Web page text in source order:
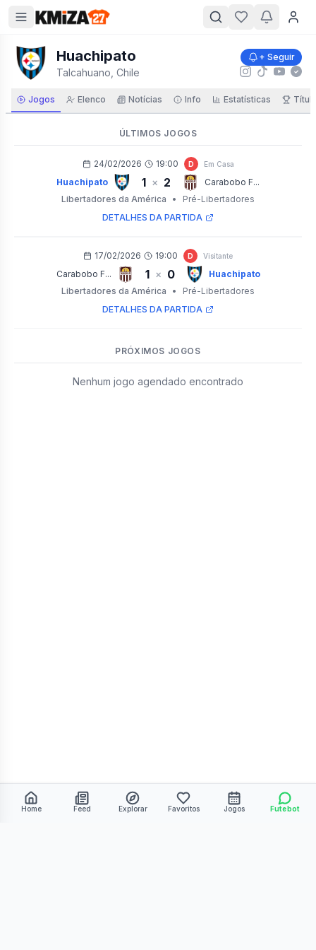
Huachipato
Talcahuano, Chile
+ Seguir
Jogos Elenco Notícias Info Estatísticas
ÚLTIMOS JOGOS
24/02/2026 19:00 D Em Casa
Huachipato 1 × 2
Carabobo F...
Libertadores da América
•
Pré-Libertadores
DETALHES DA PARTIDA
17/02/2026 19:00 D Visitante
Carabobo F... 1 × 0
Huachipato
Libertadores da América
•
Pré-Libertadores
DETALHES DA PARTIDA
PRÓXIMOS JOGOS
Nenhum jogo agendado encontrado
Home Feed Explorar Favoritos Jogos Futebot